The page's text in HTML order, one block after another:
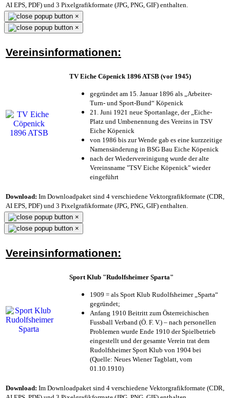
AI EPS, PDF) und 3 Pixelgrafikformate (JPG, PNG, GIF) enthalten.
×
×
Vereinsinformationen:
TV Eiche Cöpenick 1896 ATSB (vor 1945)
gegründet am 15. Januar 1896 als „Arbeiter-
Turn- und Sport-Bund“ Köpenick
21. Juni 1921 neue Sportanlage, der „Eiche-
Platz und Umbenennung des Vereins in TSV
Eiche Köpenick
von 1986 bis zur Wende gab es eine kurzzeitige
Namensänderung in BSG Bau Eiche Köpenick
nach der Wiedervereinigung wurde der alte
Vereinsname "TSV Eiche Köpenick" wieder
eingeführt
Download: Im Downloadpaket sind 4 verschiedene Vektorgrafikformate (CDR,
AI EPS, PDF) und 3 Pixelgrafikformate (JPG, PNG, GIF) enthalten.
×
×
Vereinsinformationen:
Sport Klub "Rudolfsheimer Sparta"
1909 = als Sport Klub Rudolfsheimer „Sparta“
gegründet;
Anfang 1910 Beitritt zum Österreichischen
Fussball Verband (Ö. F. V.) – nach personellen
Problemen wurde Ende 1910 der Spielbetrieb
eingestellt und der gesamte Verein trat dem
Rudolfsheimer Sport Klub von 1904 bei
(Quelle: Neues Wiener Tagblatt, vom
01.10.1910)
Download: Im Downloadpaket sind 4 verschiedene Vektorgrafikformate (CDR,